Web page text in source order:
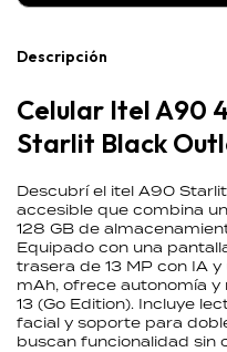
Descripción
Celular Itel A90
Starlit Black
Descubrí el itel A90
accesible que combina
128 GB de
Equipado con una
trasera de 13 MP con IA
mAh, ofrece autonomía
13 (Go Edition). Incluye
facial y soporte para
buscan funcionalidad sin